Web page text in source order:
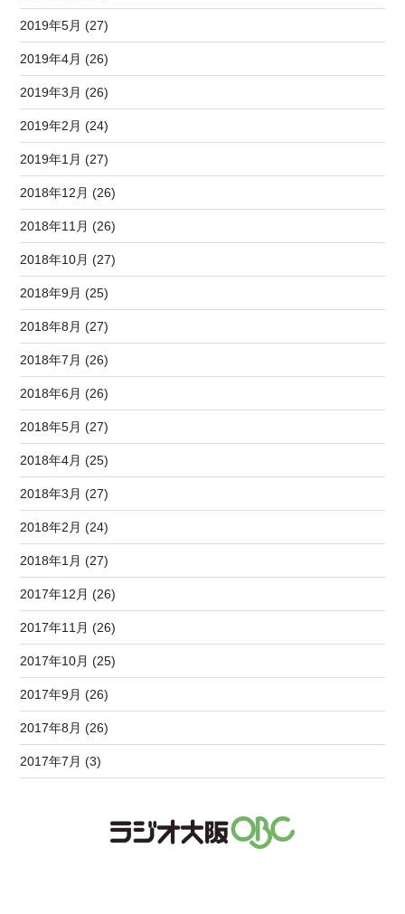
2019年5月 (27)
2019年4月 (26)
2019年3月 (26)
2019年2月 (24)
2019年1月 (27)
2018年12月 (26)
2018年11月 (26)
2018年10月 (27)
2018年9月 (25)
2018年8月 (27)
2018年7月 (26)
2018年6月 (26)
2018年5月 (27)
2018年4月 (25)
2018年3月 (27)
2018年2月 (24)
2018年1月 (27)
2017年12月 (26)
2017年11月 (26)
2017年10月 (25)
2017年9月 (26)
2017年8月 (26)
2017年7月 (3)